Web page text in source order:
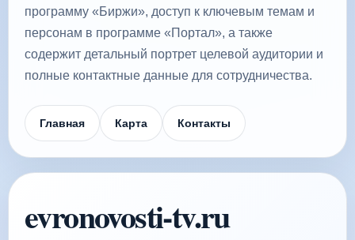
программу «Биржи», доступ к ключевым темам и
персонам в программе «Портал», а также
содержит детальный портрет целевой аудитории и
полные контактные данные для сотрудничества.
Главная Карта Контакты
evronovosti-tv.ru